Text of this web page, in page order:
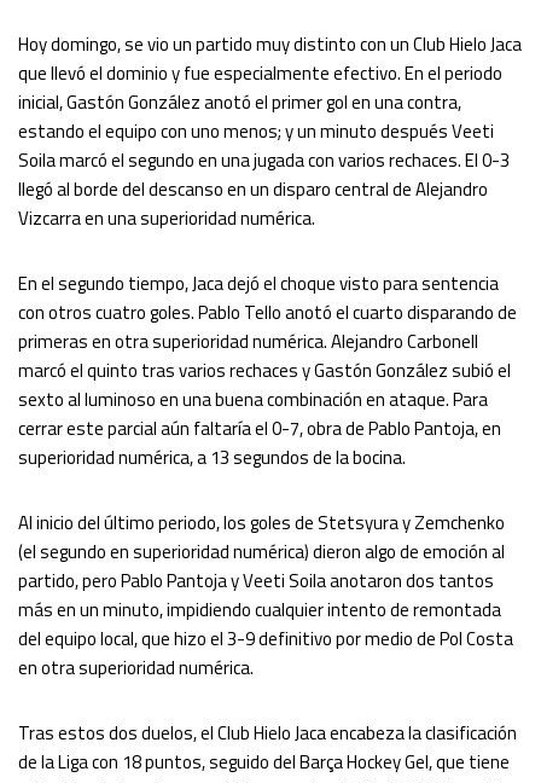
Hoy domingo, se vio un partido muy distinto con un Club Hielo Jaca
que llevó el dominio y fue especialmente efectivo. En el periodo
inicial, Gastón González anotó el primer gol en una contra,
estando el equipo con uno menos; y un minuto después Veeti
Soila marcó el segundo en una jugada con varios rechaces. El 0-3
llegó al borde del descanso en un disparo central de Alejandro
Vizcarra en una superioridad numérica.
En el segundo tiempo, Jaca dejó el choque visto para sentencia
con otros cuatro goles. Pablo Tello anotó el cuarto disparando de
primeras en otra superioridad numérica. Alejandro Carbonell
marcó el quinto tras varios rechaces y Gastón González subió el
sexto al luminoso en una buena combinación en ataque. Para
cerrar este parcial aún faltaría el 0-7, obra de Pablo Pantoja, en
superioridad numérica, a 13 segundos de la bocina.
Al inicio del último periodo, los goles de Stetsyura y Zemchenko
(el segundo en superioridad numérica) dieron algo de emoción al
partido, pero Pablo Pantoja y Veeti Soila anotaron dos tantos
más en un minuto, impidiendo cualquier intento de remontada
del equipo local, que hizo el 3-9 definitivo por medio de Pol Costa
en otra superioridad numérica.
Tras estos dos duelos, el Club Hielo Jaca encabeza la clasificación
de la Liga con 18 puntos, seguido del Barça Hockey Gel, que tiene